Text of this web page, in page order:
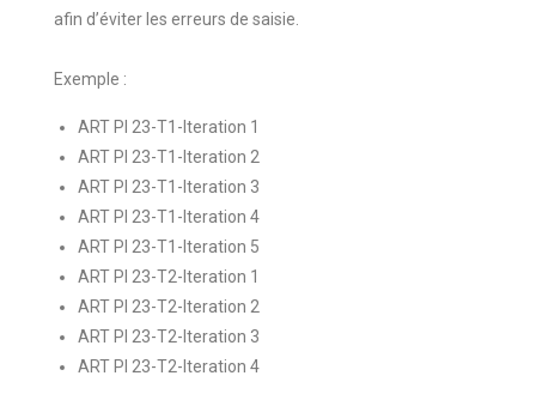
afin d’éviter les erreurs de saisie.
Exemple :
ART PI 23-T1-Iteration 1
ART PI 23-T1-Iteration 2
ART PI 23-T1-Iteration 3
ART PI 23-T1-Iteration 4
ART PI 23-T1-Iteration 5
ART PI 23-T2-Iteration 1
ART PI 23-T2-Iteration 2
ART PI 23-T2-Iteration 3
ART PI 23-T2-Iteration 4